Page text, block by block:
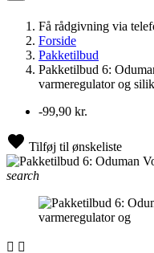
Få rådgivning via
Forside
Pakketilbud
Pakketilbud 6:
varmeregulator og
-99,90 kr.
Tilføj til ønskeliste
search
 